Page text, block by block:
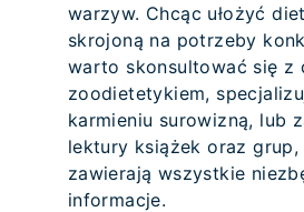
warzyw. Chcąc ułożyć
skrojoną na potrzeby
warto skonsultować się z
zoodietetykiem,
karmieniu surowizną, lub
lektury książek oraz
zawierają wszystkie
informacje.